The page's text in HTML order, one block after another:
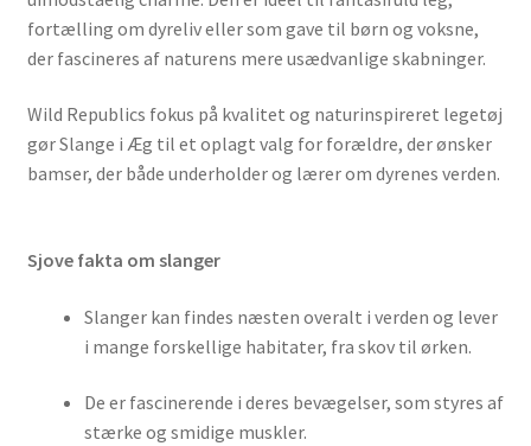
fortælling om dyreliv eller som gave til børn og voksne,
der fascineres af naturens mere usædvanlige skabninger.
Wild Republics fokus på kvalitet og naturinspireret legetøj
gør Slange i Æg til et oplagt valg for forældre, der ønsker
bamser, der både underholder og lærer om dyrenes verden.
Sjove fakta om slanger
Slanger kan findes næsten overalt i verden og lever
i mange forskellige habitater, fra skov til ørken.
De er fascinerende i deres bevægelser, som styres af
stærke og smidige muskler.